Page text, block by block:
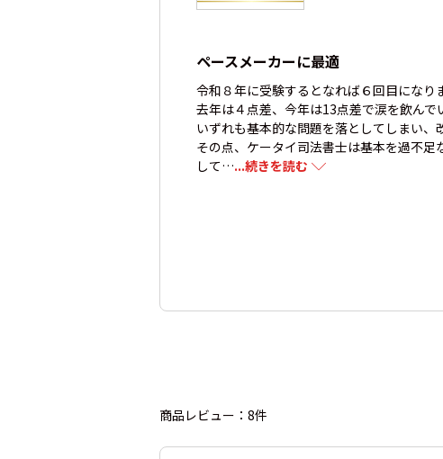
ペースメーカーに最適
令和８年に受験するとなれば６回目になり
去年は４点差、今年は13点差で涙を飲んで
いずれも基本的な問題を落としてしまい、
その点、ケータイ司法書士は基本を過不
して…...続きを読む
商品レビュー：8件